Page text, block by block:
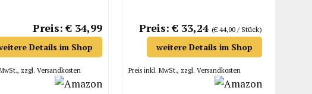
Preis: € 34,99
Details im Shop
zzgl. Versandkosten
Preis: € 33,24(€ 44,00 / Stück)
weitere Details im Shop
Preis inkl. MwSt., zzgl. Versandkosten